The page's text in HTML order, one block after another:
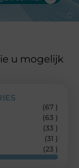
u mogelijk
(67 )
(63 )
(33 )
(31 )
(23 )